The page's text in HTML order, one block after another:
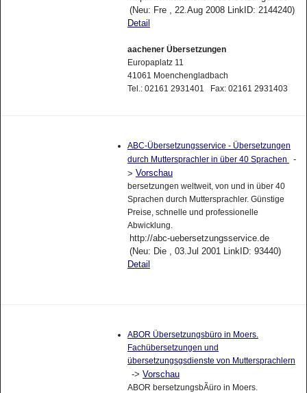
(Neu: Fre , 22.Aug 2008 LinkID: 2144240)
Detail
aachener Übersetzungen
Europaplatz 11
41061 Moenchengladbach
Tel.: 02161 2931401 Fax: 02161 2931403
ABC-Übersetzungsservice - Übersetzungen
durch Muttersprachler in über 40 Sprachen
-
> Vorschau
bersetzungen weltweit, von und in über 40
Sprachen durch Muttersprachler. Günstige
Preise, schnelle und professionelle
Abwicklung.
http://abc-uebersetzungsservice.de
(Neu: Die , 03.Jul 2001 LinkID: 93440)
Detail
ABOR Übersetzungsbüro in Moers.
Fachübersetzungen und
übersetzungsgsdienste von Muttersprachlern
-> Vorschau
ABOR bersetzungsbÃüro in Moers.